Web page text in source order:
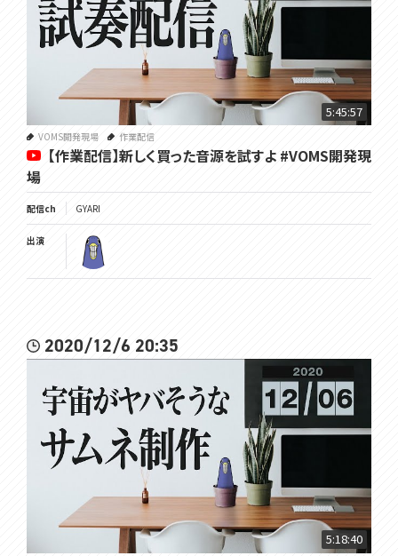
5:45:57
VOMS開発現場 作業配信
【作業配信】新しく買った音源を試すよ #VOMS開発現
場
配信ch GYARI
出演
2020/12/6 20:35
5:18:40